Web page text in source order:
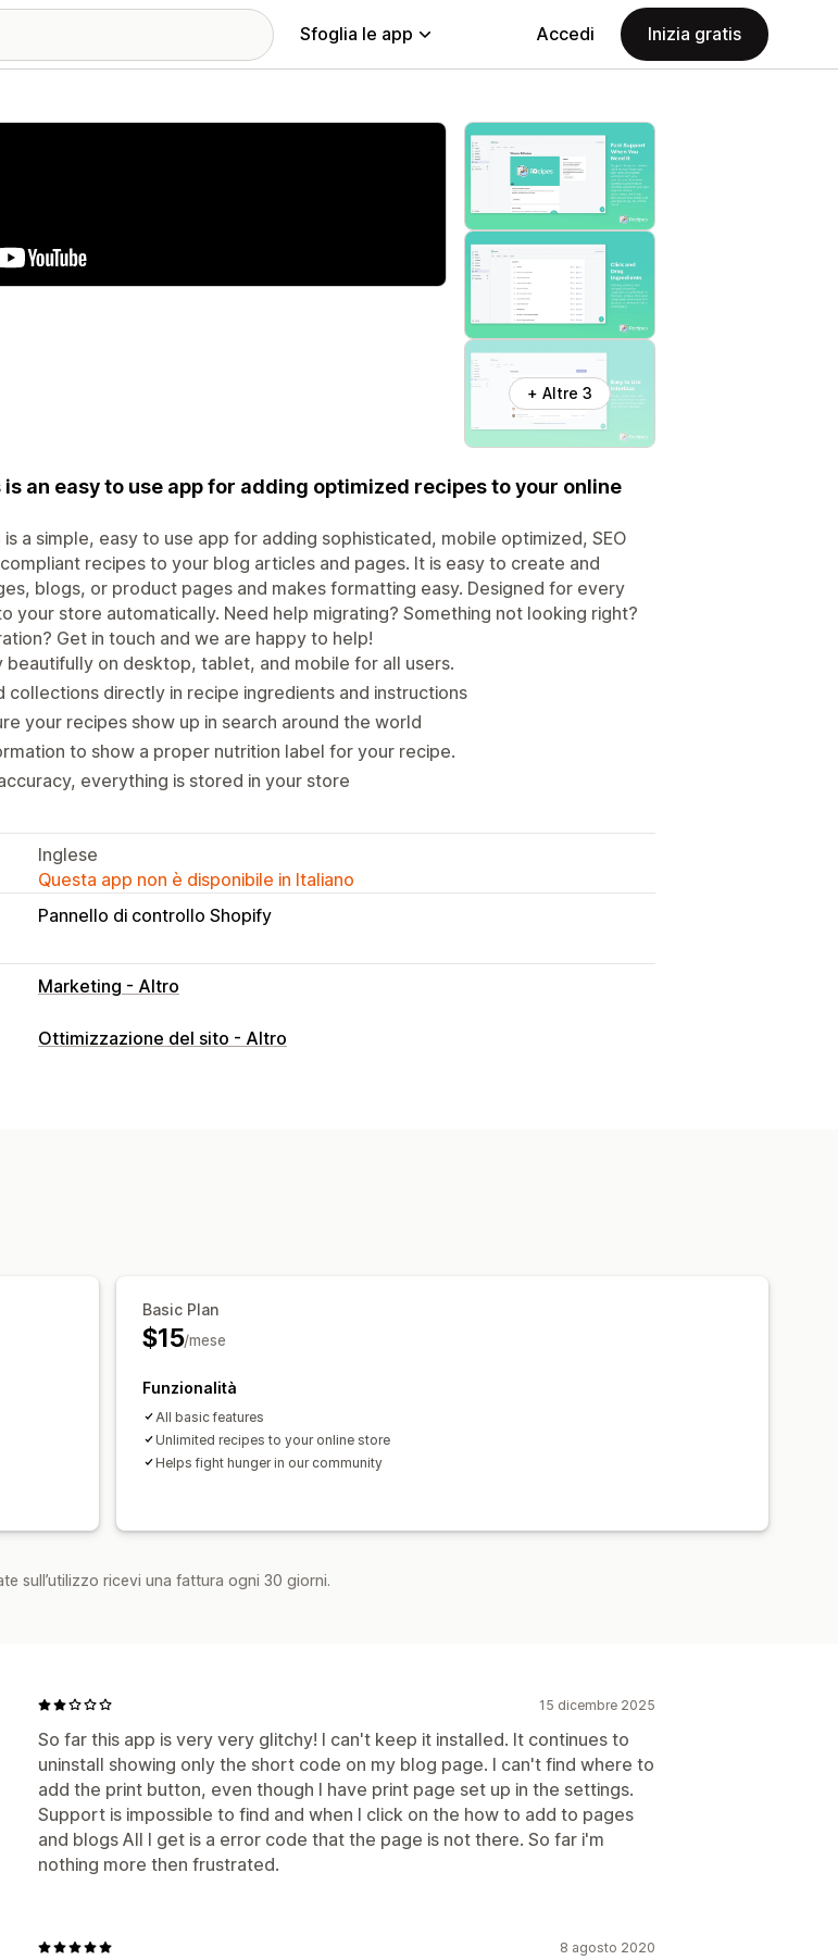
Sfoglia le app Accedi Inizia gratis
+ Altre 3
is an easy to use app for adding optimized recipes to your online
is a simple, easy to use app for adding sophisticated, mobile optimized, SEO
recipes to your blog articles and pages. It is easy to create and
blogs, or product pages and makes formatting easy. Designed for every
your store automatically. Need help migrating? Something not looking right?
Get in touch and we are happy to help!
beautifully on desktop, tablet, and mobile for all users.
collections directly in recipe ingredients and instructions
your recipes show up in search around the world
to show a proper nutrition label for your recipe.
everything is stored in your store
Inglese
Questa app non è disponibile in Italiano
Pannello di controllo Shopify
Marketing - Altro
Ottimizzazione del sito - Altro
Basic Plan
$15/mese
Funzionalità
All basic features
Unlimited recipes to your online store
Helps fight hunger in our community
sull’utilizzo ricevi una fattura ogni 30 giorni.
15 dicembre 2025
So far this app is very very glitchy! I can't keep it installed. It continues to
uninstall showing only the short code on my blog page. I can't find where to
add the print button, even though I have print page set up in the settings.
Support is impossible to find and when I click on the how to add to pages
and blogs All I get is a error code that the page is not there. So far i'm
nothing more then frustrated.
8 agosto 2020